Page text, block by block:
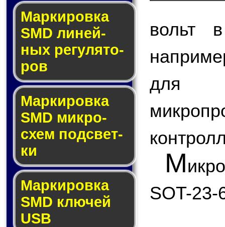
Маркировка
SMD ли­ней­
ных ре­гу­ля­то­
ров
Маркировка
SMD мик­ро­
схем под­свет­
ки
Маркировка
SMD клю­чей
USB
вольт
для
М
SOT-23-